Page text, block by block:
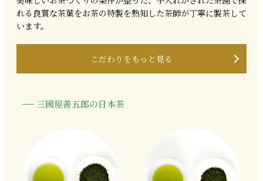
れる良質な茶葉をお茶の特製を熟知した茶師が丁寧に製茶して
います。
こだわりをもっと見る
三國屋善五郎の日本茶